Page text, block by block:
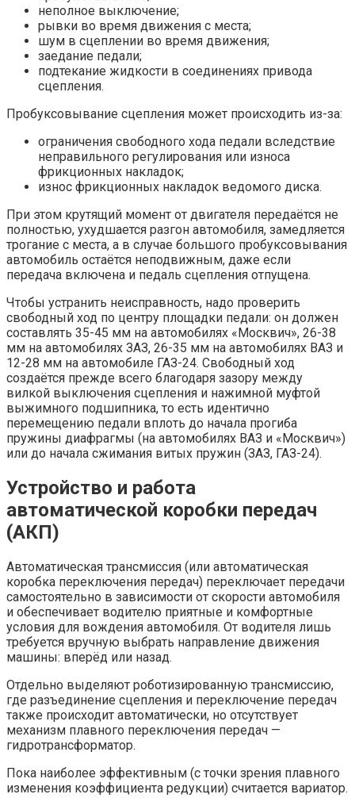
неполное выключение;
рывки во время движения с места;
шум в сцеплении во время движения;
заедание педали;
подтекание жидкости в соединениях привода
сцепления.
Пробуксовывание сцепления может происходить из-за:
ограничения свободного хода педали вследствие
неправильного регулирования или износа
фрикционных накладок;
износ фрикционных накладок ведомого диска.
При этом крутящий момент от двигателя передаётся не
полностью, ухудшается разгон автомобиля, замедляется
трогание с места, а в случае большого пробуксовывания
автомобиль остаётся неподвижным, даже если
передача включена и педаль сцепления отпущена.
Чтобы устранить неисправность, надо проверить
свободный ход по центру площадки педали: он должен
составлять 35-45 мм на автомобилях «Москвич», 26-38
мм на автомобилях ЗАЗ, 26-35 мм на автомобилях ВАЗ и
12-28 мм на автомобиле ГАЗ-24. Свободный ход
создаётся прежде всего благодаря зазору между
вилкой выключения сцепления и нажимной муфтой
выжимного подшипника, то есть идентично
перемещению педали вплоть до начала прогиба
пружины диафрагмы (на автомобилях ВАЗ и «Москвич»)
или до начала сжимания витых пружин (ЗАЗ, ГАЗ-24).
Устройство и работа
автоматической коробки передач
(АКП)
Автоматическая трансмиссия (или автоматическая
коробка переключения передач) переключает передачи
самостоятельно в зависимости от скорости автомобиля
и обеспечивает водителю приятные и комфортные
условия для вождения автомобиля. От водителя лишь
требуется вручную выбрать направление движения
машины: вперёд или назад.
Отдельно выделяют роботизированную трансмиссию,
где разъединение сцепления и переключение передач
также происходит автоматически, но отсутствует
механизм плавного переключения передач —
гидротрансформатор.
Пока наиболее эффективным (с точки зрения плавного
изменения коэффициента редукции) считается вариатор.